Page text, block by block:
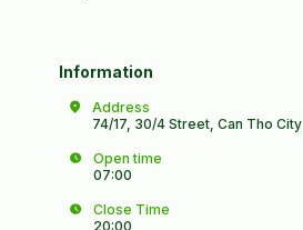
Information
Address
74/17, 30/4 Street, Can Tho City
Open time
07:00
Close Time
20:00